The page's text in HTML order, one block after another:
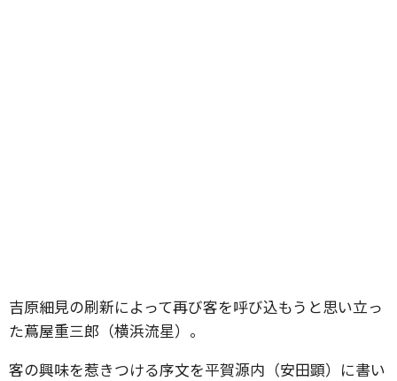
吉原細見の刷新によって再び客を呼び込もうと思い立っ
た蔦屋重三郎（横浜流星）。
客の興味を惹きつける序文を平賀源内（安田顕）に書い